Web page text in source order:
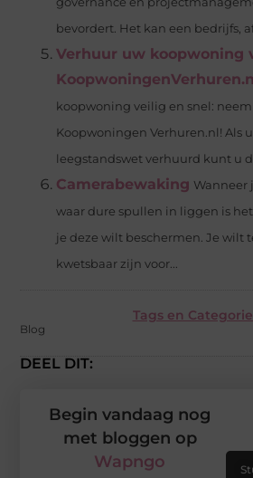
bevordert. Het kan een bedrijfs,
Verhuur uw koopwoning
koopwoning veilig en snel:
Koopwoningen Verhuren.nl! Als
leegstandswet verhuurd kunt u
Camerabewaking Wanneer
waar dure spullen in liggen is
je deze wilt beschermen. Je wilt
kwetsbaar zijn voor...
Tags en
Blog
DEEL DIT:
Begin vandaag nog
met bloggen op
Wapngo